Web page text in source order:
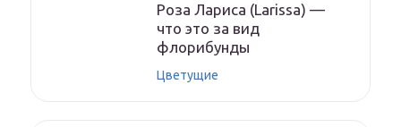
Роза Лариса (Larissa) —
что это за вид
флорибунды
Цветущие